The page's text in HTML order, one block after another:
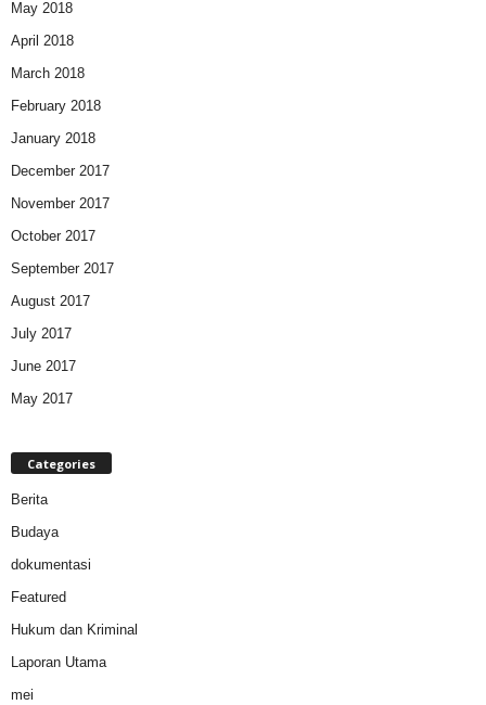
May 2018
April 2018
March 2018
February 2018
January 2018
December 2017
November 2017
October 2017
September 2017
August 2017
July 2017
June 2017
May 2017
Categories
Berita
Budaya
dokumentasi
Featured
Hukum dan Kriminal
Laporan Utama
mei